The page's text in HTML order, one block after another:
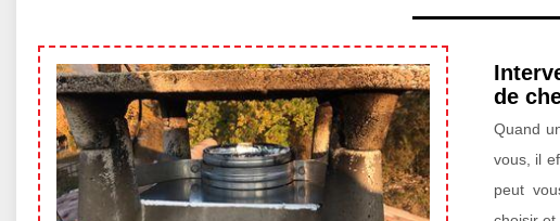
de
Quand
vous, il
peut